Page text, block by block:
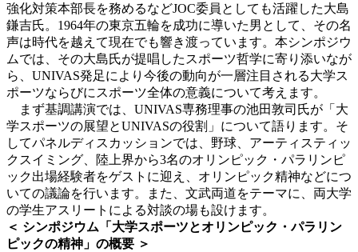
強化対策本部長を務めるなどJOC委員としても活躍した大島
鎌吉氏。1964年の東京五輪を成功に導いた男として、その名
声は時代を越えて現在でも響き渡っています。本シンポジウ
ムでは、その大島氏が提唱したスポーツ哲学に寄り添いなが
ら、UNIVAS発足により今後の動向が一層注目される大学ス
ポーツならびにスポーツ全体の意義について考えます。
まず基調講演では、UNIVAS専務理事の池田敦司氏が「大
学スポーツの展望とUNIVASの役割」について語ります。そ
してパネルディスカッションでは、野球、アーティスティッ
クスイミング、陸上界から3名のオリンピック・パラリンピ
ック出場経験者をゲストに迎え、オリンピック精神などにつ
いての議論を行います。また、文武両道をテーマに、両大学
の学生アスリートによる対談の場も設けます。
＜ シンポジウム「大学スポーツとオリンピック・パラリン
ピックの精神」の概要 ＞